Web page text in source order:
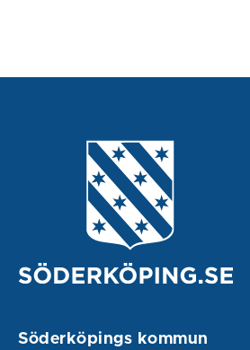
Söderköpings kommun